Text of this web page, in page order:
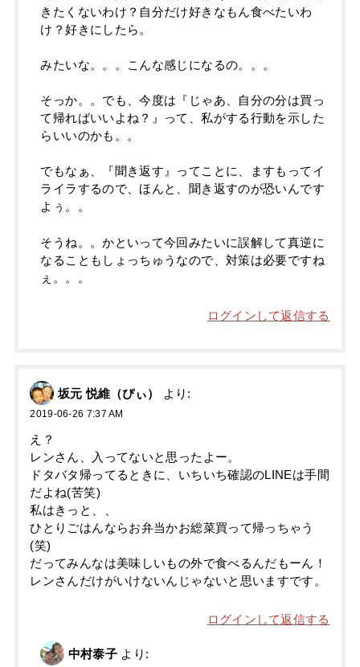
きたくないわけ？自分だけ好きなもん食べたいわ
け？好きにしたら。
みたいな。。。こんな感じになるの。。。
そっか。。でも、今度は『じゃあ、自分の分は買っ
て帰ればいいよね？』って、私がする行動を示した
らいいのかも。。
でもなぁ、『聞き返す』ってことに、ますもってイ
ライラするので、ほんと、聞き返すのが恐いんです
よぅ。。
そうね。。かといって今回みたいに誤解して真逆に
なることもしょっちゅうなので、対策は必要ですね
ぇ。。。
ログインして返信する
坂元 悦維（ぴぃ） より:
2019-06-26 7:37 AM
え？
レンさん、入ってないと思ったよー。
ドタバタ帰ってるときに、いちいち確認のLINEは手間
だよね(苦笑)
私はきっと、、
ひとりごはんならお弁当かお総菜買って帰っちゃう
(笑)
だってみんなは美味しいもの外で食べるんだもーん！
レンさんだけがいけないんじゃないと思いますです。
ログインして返信する
中村泰子 より: